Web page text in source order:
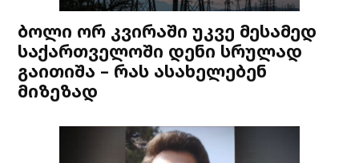
ბოლი ორ კვირაში უკვე მესამედ
საქართველოში დენი სრულად
გაითიშა – რას ასახელებენ
მიზეზად